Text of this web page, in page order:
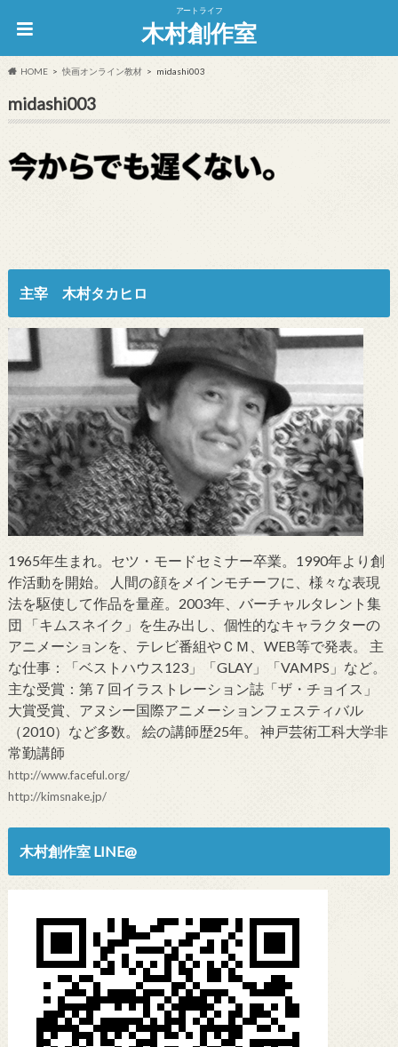
アートライフ
木村創作室
HOME 快画オンライン教材 midashi003
midashi003
主宰 木村タカヒロ
1965年生まれ。セツ・モードセミナー卒業。1990年より創
作活動を開始。 人間の顔をメインモチーフに、様々な表現
法を駆使して作品を量産。2003年、バーチャルタレント集
団 「キムスネイク」を生み出し、個性的なキャラクターの
アニメーションを、テレビ番組やＣＭ、WEB等で発表。 主
な仕事：「ベストハウス123」「GLAY」「VAMPS」など。
主な受賞：第７回イラストレーション誌「ザ・チョイス」
大賞受賞、アヌシー国際アニメーションフェスティバル
（2010）など多数。 絵の講師歴25年。 神戸芸術工科大学非
常勤講師
http://www.faceful.org/
http://kimsnake.jp/
木村創作室 LINE@